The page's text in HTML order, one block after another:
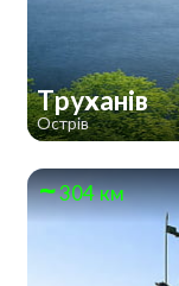
Труханів
Острів
304 км